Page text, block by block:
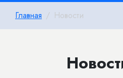
Главная Новости